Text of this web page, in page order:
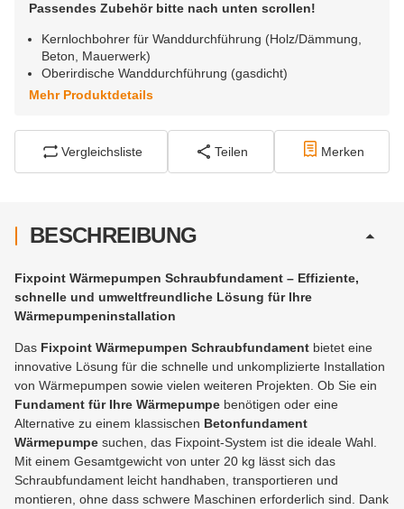
Passendes Zubehör bitte nach unten scrollen!
Kernlochbohrer für Wanddurchführung (Holz/Dämmung,
Beton, Mauerwerk)
Oberirdische Wanddurchführung (gasdicht)
Mehr Produktdetails
Vergleichsliste Teilen Merken
BESCHREIBUNG
Fixpoint Wärmepumpen Schraubfundament – Effiziente,
schnelle und umweltfreundliche Lösung für Ihre
Wärmepumpeninstallation
Das Fixpoint Wärmepumpen Schraubfundament bietet eine
innovative Lösung für die schnelle und unkomplizierte Installation
von Wärmepumpen sowie vielen weiteren Projekten. Ob Sie ein
Fundament für Ihre Wärmepumpe benötigen oder eine
Alternative zu einem klassischen Betonfundament
Wärmepumpe suchen, das Fixpoint-System ist die ideale Wahl.
Mit einem Gesamtgewicht von unter 20 kg lässt sich das
Schraubfundament leicht handhaben, transportieren und
montieren, ohne dass schwere Maschinen erforderlich sind. Dank